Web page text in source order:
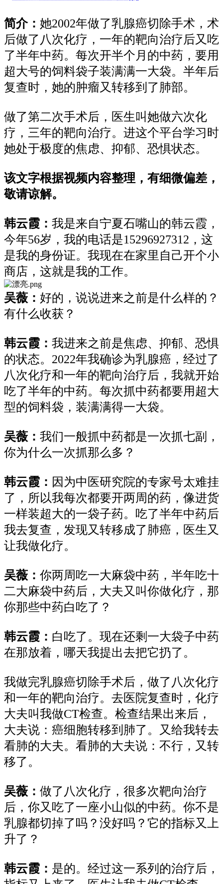
简介： 她2002年做了乳腺癌切除手术，术
后做了八次化疗，一年的靶向治疗后又吃
了半年中药。每次开半个月的中药，要用
超大号的饲料袋子装满满一大袋。半年后
复查时，她的肿瘤又转移到了肺部。
做了第二次手术后，医生叫她做六次化
疗，三年的靶向治疗。进这个平台学习时
她处于极度的焦虑、抑郁、恐惧状态。
该文字根据视频内容整理，有细微偏差，
敬请谅解。
韩云霞： 我是来自宁夏石嘴山的韩云霞 ，
今年56岁， 我的电话是15296927312 ，这
是我的身份证。 我现在在家里 自己开个小
商店 ，这就是我的工作。
吴薇： 好的，说说进来之前是什么样的？
有什么收获？
韩云霞 ： 我进来之前是焦虑、抑郁、恐惧
的状态。 2022年我确诊为乳腺癌，经过了
八次化疗和一年的靶向治疗后 ， 我就开始
吃了半年的中药。每次抓中药都要用超大
型的饲料袋，装满满得一大袋。
吴薇： 我们一般抓中药都是一次抓七副，
你为什么一次抓那么多？
韩云霞： 因为中医研究院的专家号太难挂
了 ， 所以我每次都要开两周的药，像进货
一样装超大的一袋子药。 吃了半年中药后
我去复查，发现又转移成了肺癌 ，医生又
让我做化疗。
吴薇： 你两周吃一大麻袋中药，半年吃十
二大麻袋中药后，大夫又叫你做化疗，那
你那些中药白吃了？
韩云霞： 白吃了。现在还剩 一大袋子中药
在那放着 ，哪天我提出去把它扔了。
我做完乳腺癌切除手术后 ，做了八次化疗
和一年的靶向治疗。 去医院复查时，化疗
大夫叫我做CT检查。检查结果出来后，
大夫说： 癌细胞转移到肺了。又给我转去
看肺的大夫。看肺的大夫说：不行，又转
移了。
吴薇： 做了八次化疗，很多次靶向治疗
后，你又吃了一座小山似的中药。你不是
乳腺都切掉了吗？没好吗？它的指标又上
升了？
韩云霞： 是的。 经过这一系列的治疗后 ，